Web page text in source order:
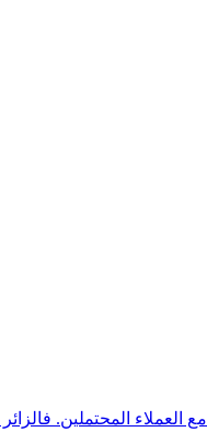
المحتملين.